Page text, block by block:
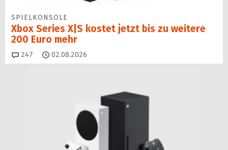
SPIELKONSOLE
Xbox Series X|S kostet jetzt bis zu weitere
200 Euro mehr
247 Kommentare
02.08.2026